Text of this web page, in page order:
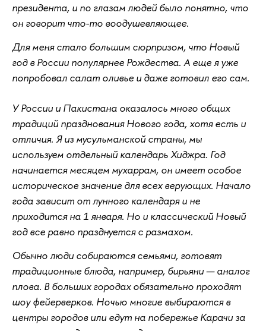
президента, и по глазам людей было понятно, что
он говорит что-то воодушевляющее.
Для меня стало большим сюрпризом, что Новый
год в России популярнее Рождества. А еще я уже
попробовал салат оливье и даже готовил его сам.
У России и Пакистана оказалось много общих
традиций празднования Нового года, хотя есть и
отличия. Я из мусульманской страны, мы
используем отдельный календарь Хиджра. Год
начинается месяцем мухаррам, он имеет особое
историческое значение для всех верующих. Начало
года зависит от лунного календаря и не
приходится на 1 января. Но и классический Новый
год все равно празднуется с размахом.
Обычно люди собираются семьями, готовят
традиционные блюда, например, бирьяни — аналог
плова. В больших городах обязательно проходят
шоу фейерверков. Ночью многие выбираются в
центры городов или едут на побережье Карачи за